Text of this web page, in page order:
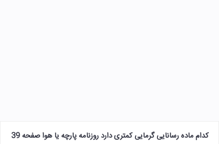
کدام ماده رسانایی گرمایی کمتری دارد روزنامه پارچه یا هوا صفحه 39